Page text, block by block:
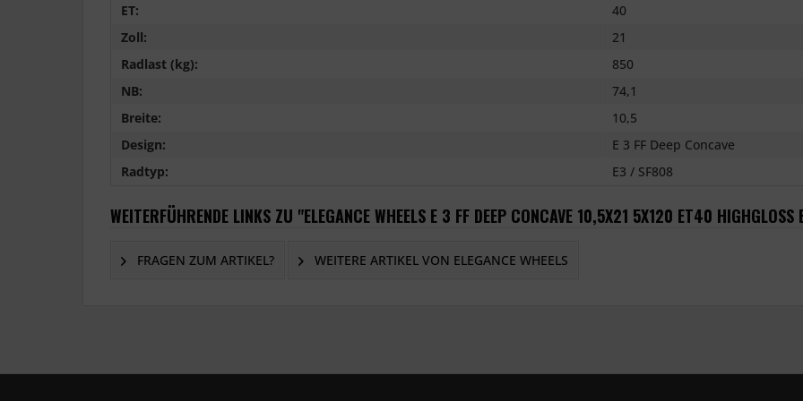
ET:
40
Zoll:
21
Radlast (kg):
850
NB:
74,1
Breite:
10,5
Design:
E 3 FF Deep Concave
Radtyp:
E3 / SF808
WEITERFÜHRENDE LINKS ZU "ELEGANCE WHEELS E 3 FF DEEP CONCAVE 10,5X21 5X120 ET40
FRAGEN ZUM ARTIKEL? WEITERE ARTIKEL VON ELEGANCE WHEELS